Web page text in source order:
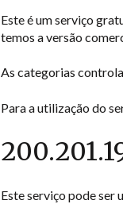
Este é um serviço
temos a versão
As categorias
Para a utilização do
Este serviço pode ser